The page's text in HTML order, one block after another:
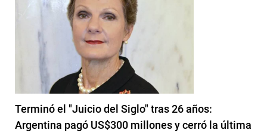
Terminó el "Juicio del Siglo" tras 26 años:
Argentina pagó US$300 millones y cerró la última